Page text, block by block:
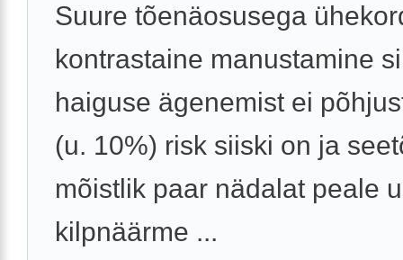
Suure tõenäosusega
kontrastaine manustamine
haiguse ägenemist ei
(u. 10%) risk siiski on ja
mõistlik paar nädalat peale
kilpnäärme ...